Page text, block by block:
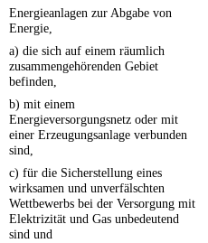
Energieanlagen zur Abgabe von
Energie,
a) die sich auf einem räumlich
zusammengehörenden Gebiet
befinden,
b) mit einem
Energieversorgungsnetz oder mit
einer Erzeugungsanlage verbunden
sind,
c) für die Sicherstellung eines
wirksamen und unverfälschten
Wettbewerbs bei der Versorgung mit
Elektrizität und Gas unbedeutend
sind und